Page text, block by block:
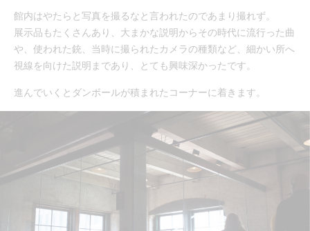
館内はやたらと写真を撮るなと言われたのであまり撮れず。
展示品もたくさんあり、大まかな説明からその時代に流行った曲
や、使われた銃、当時に撮られたカメラの種類など、細かい所へ
視線を向けた説明まであり、とても興味深かったです。
進んでいくとダンボールが積まれたコーナーに着きます。